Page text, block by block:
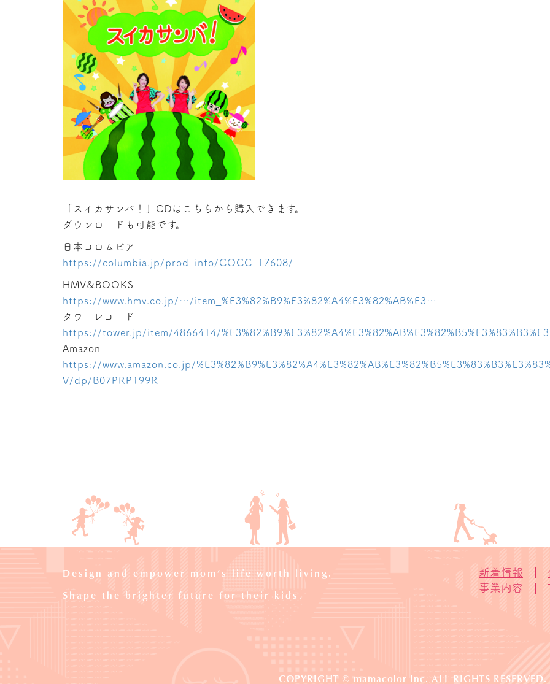
「スイカサンバ！」CDはこちらから購入できます。
ダウンロードも可能です。
日本コロムビア
https://columbia.jp/prod-info/COCC-17608/
HMV&BOOKS
https://www.hmv.co.jp/…/item_%E3%82%B9%E3%82%A4%E3%82%AB%E3…
タワーレコード
https://tower.jp/item/4866414/
Amazon
https://www.amazon.co.jp/
V/dp/B07PRP199R
Design and empower mom’s life worth living.
Shape the brighter future for their kids.
新着情報
事業内容
COPYRIGHT © mamacolor Inc. ALL RIGHTS RESERVED.